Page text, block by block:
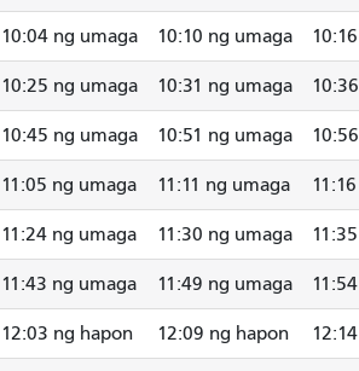
10:04 ng umaga 10:10 ng umaga
10:25 ng umaga 10:31 ng umaga
10:45 ng umaga 10:51 ng umaga
11:05 ng umaga 11:11 ng umaga
11:24 ng umaga 11:30 ng umaga
11:43 ng umaga 11:49 ng umaga
12:03 ng hapon 12:09 ng hapon